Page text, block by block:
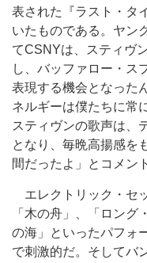
表された『ラスト・タ
いたものである。ヤン
てCSNYは、スティヴ
し、バッファロー・ス
表現する機会となった
ネルギーは僕たちに常
スティヴンの歌声は、
となり、毎晩高揚感を
間だったよ」とコメン
エレクトリック・セ
「木の舟」、「ロン
の海」といったパフォ
で刺激的だ。そしてバ